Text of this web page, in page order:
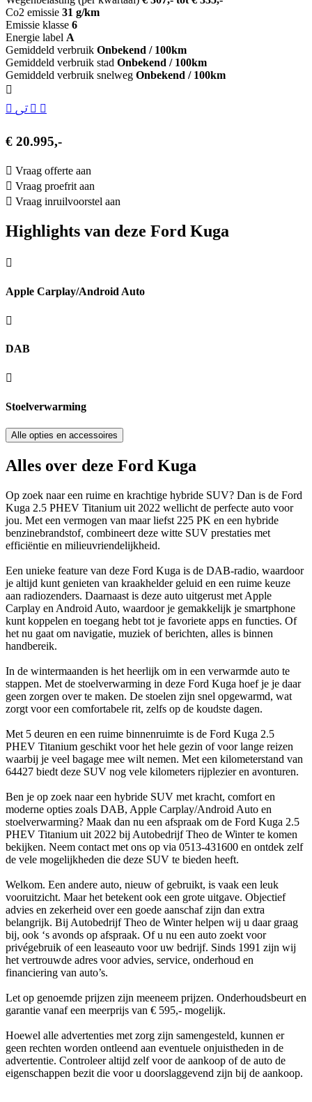
Co2 emissie 31 g/km
Emissie klasse 6
Energie label A
Gemiddeld verbruik Onbekend / 100km
Gemiddeld verbruik stad Onbekend / 100km
Gemiddeld verbruik snelweg Onbekend / 100km
€ 20.995,-
Vraag offerte aan
Vraag proefrit aan
Vraag inruilvoorstel aan
Highlights van deze Ford Kuga
Apple Carplay/Android Auto
DAB
Stoelverwarming
Alle opties en accessoires
Alles over deze Ford Kuga
Op zoek naar een ruime en krachtige hybride SUV? Dan is de Ford
Kuga 2.5 PHEV Titanium uit 2022 wellicht de perfecte auto voor
jou. Met een vermogen van maar liefst 225 PK en een hybride
benzinebrandstof, combineert deze witte SUV prestaties met
efficiëntie en milieuvriendelijkheid.
Een unieke feature van deze Ford Kuga is de DAB-radio, waardoor
je altijd kunt genieten van kraakhelder geluid en een ruime keuze
aan radiozenders. Daarnaast is deze auto uitgerust met Apple
Carplay en Android Auto, waardoor je gemakkelijk je smartphone
kunt koppelen en toegang hebt tot je favoriete apps en functies. Of
het nu gaat om navigatie, muziek of berichten, alles is binnen
handbereik.
In de wintermaanden is het heerlijk om in een verwarmde auto te
stappen. Met de stoelverwarming in deze Ford Kuga hoef je je daar
geen zorgen over te maken. De stoelen zijn snel opgewarmd, wat
zorgt voor een comfortabele rit, zelfs op de koudste dagen.
Met 5 deuren en een ruime binnenruimte is de Ford Kuga 2.5
PHEV Titanium geschikt voor het hele gezin of voor lange reizen
waarbij je veel bagage mee wilt nemen. Met een kilometerstand van
64427 biedt deze SUV nog vele kilometers rijplezier en avonturen.
Ben je op zoek naar een hybride SUV met kracht, comfort en
moderne opties zoals DAB, Apple Carplay/Android Auto en
stoelverwarming? Maak dan nu een afspraak om de Ford Kuga 2.5
PHEV Titanium uit 2022 bij Autobedrijf Theo de Winter te komen
bekijken. Neem contact met ons op via 0513-431600 en ontdek zelf
de vele mogelijkheden die deze SUV te bieden heeft.
Welkom. Een andere auto, nieuw of gebruikt, is vaak een leuk
vooruitzicht. Maar het betekent ook een grote uitgave. Objectief
advies en zekerheid over een goede aanschaf zijn dan extra
belangrijk. Bij Autobedrijf Theo de Winter helpen wij u daar graag
bij, ook ‘s avonds op afspraak. Of u nu een auto zoekt voor
privégebruik of een leaseauto voor uw bedrijf. Sinds 1991 zijn wij
het vertrouwde adres voor advies, service, onderhoud en
financiering van auto’s.
Let op genoemde prijzen zijn meeneem prijzen. Onderhoudsbeurt en
garantie vanaf een meerprijs van € 595,- mogelijk.
Hoewel alle advertenties met zorg zijn samengesteld, kunnen er
geen rechten worden ontleend aan eventuele onjuistheden in de
advertentie. Controleer altijd zelf voor de aankoop of de auto de
eigenschappen bezit die voor u doorslaggevend zijn bij de aankoop.